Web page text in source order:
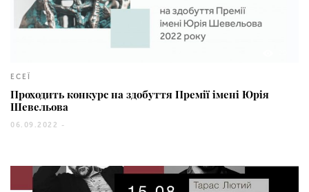
ЕСЕЇ
Проходить конкурс на здобуття Премії імені Юрія
Шевельова
06.09.2022 -